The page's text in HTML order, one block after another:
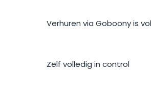
Verhuren via Goboony is
Zelf volledig in control